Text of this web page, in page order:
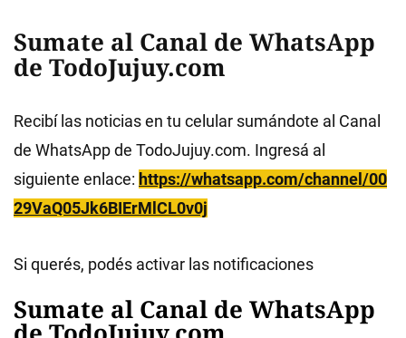
Sumate al Canal de WhatsApp
de TodoJujuy.com
Recibí las noticias en tu celular sumándote al Canal
de WhatsApp de TodoJujuy.com. Ingresá al
siguiente enlace: https://whatsapp.com/channel/00
29VaQ05Jk6BIErMlCL0v0j
Si querés, podés activar las notificaciones
Sumate al Canal de WhatsApp